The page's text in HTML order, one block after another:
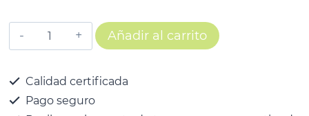
Añadir al carrito
Calidad certificada
Pago seguro